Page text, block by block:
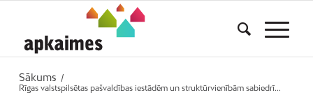
Sākums
/
Rīgas valstspilsētas pašvaldības iestādēm un struktūrvienībām sabiedrī...